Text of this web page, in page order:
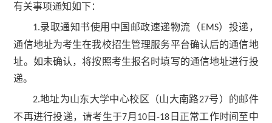
有关事项通知如下：
1.录取通知书使用中国邮政速递物流（ EMS）投递，
通信地址为考生在我校招生管理服务平台确认后的通信地
址。如未确认，将按照考生报名时填写的通信地址进行投
递。
2.地址为山东大学中心校区（山大南路27号）的邮件
不再进行投递，请考生于7月 10日-18 日正常工作时间至中